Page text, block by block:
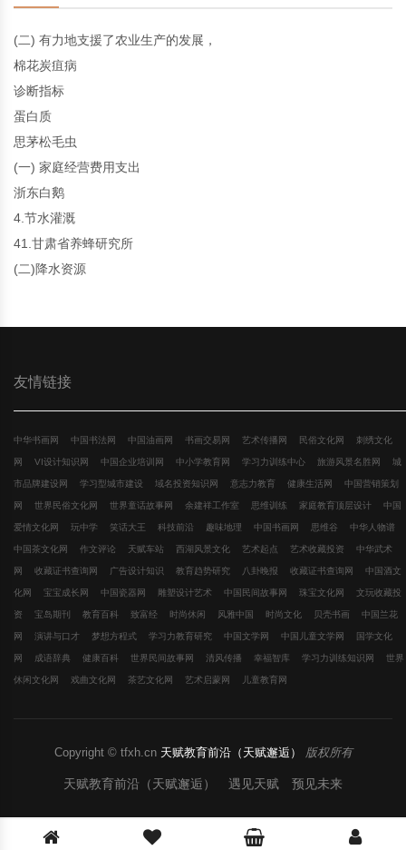
(二) 有力地支援了农业生产的发展，
棉花炭疽病
诊断指标
蛋白质
思茅松毛虫
(一) 家庭经营费用支出
浙东白鹅
4.节水灌溉
41.甘肃省养蜂研究所
(二)降水资源
友情链接
中华书画网 中国书法网 中国油画网 书画交易网 艺术传播网 民俗文化网 刺绣文化
网 VI设计知识网 中国企业培训网 中小学教育网 学习力训练中心 旅游风景名胜网 城
市品牌建设网 学习型城市建设 域名投资知识网 意志力教育 健康生活网 中国营销策划
网 世界民俗文化网 世界童话故事网 余建祥工作室 思维训练 家庭教育顶层设计 中国
爱情文化网 玩中学 笑话大王 科技前沿 趣味地理 中国书画网 思维谷 中华人物谱
中国茶文化网 作文评论 天赋车站 西湖风景文化 艺术起点 艺术收藏投资 中华武术
网 收藏证书查询网 广告设计知识 教育趋势研究 八卦晚报 收藏证书查询网 中国酒文
化网 宝宝成长网 中国瓷器网 雕塑设计艺术 中国民间故事网 珠宝文化网 文玩收藏投
资 宝岛期刊 教育百科 致富经 时尚休闲 风雅中国 时尚文化 贝壳书画 中国兰花
网 演讲与口才 梦想方程式 学习力教育研究 中国文学网 中国儿童文学网 国学文化
网 成语辞典 健康百科 世界民间故事网 清风传播 幸福智库 学习力训练知识网 世界
休闲文化网 戏曲文化网 茶艺文化网 艺术启蒙网 儿童教育网
Copyright © tfxh.cn 天赋教育前沿（天赋邂逅） 版权所有
天赋教育前沿（天赋邂逅） 遇见天赋 预见未来